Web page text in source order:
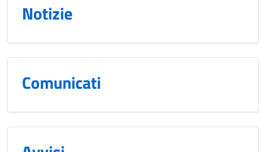
Notizie
Comunicati